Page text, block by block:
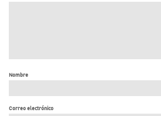
Nombre
Correo electrónico